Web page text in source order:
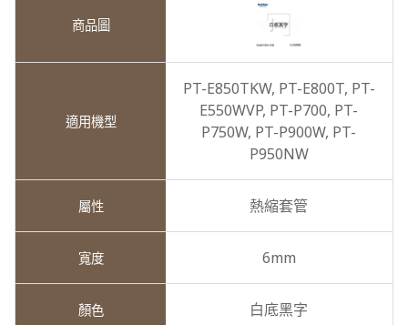
PT-E850TKW, PT-E800T, PT-
E550WVP, PT-P700, PT-
P750W, PT-P900W, PT-
P950NW
熱縮套管
6mm
白底黑字